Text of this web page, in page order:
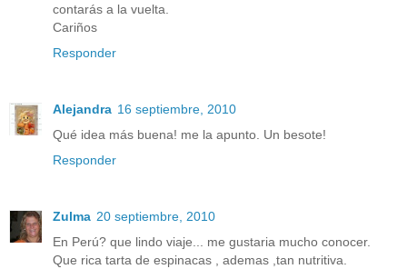
contarás a la vuelta.
Cariños
Responder
Alejandra 16 septiembre, 2010
Qué idea más buena! me la apunto. Un besote!
Responder
Zulma 20 septiembre, 2010
En Perú? que lindo viaje... me gustaria mucho conocer.
Que rica tarta de espinacas , ademas ,tan nutritiva.